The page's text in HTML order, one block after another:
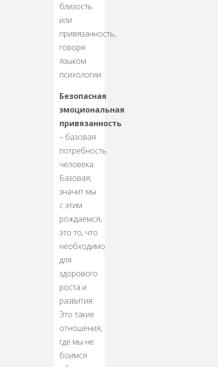
близость
или
привязанность,
говоря
языком
психологии.
Безопасная
эмоциональная
привязанность
– базовая
потребность
человека.
Базовая,
значит мы
с этим
рождаемся,
это то, что
необходимо
для
здорового
роста и
развития.
Это такие
отношения,
где мы не
боимся